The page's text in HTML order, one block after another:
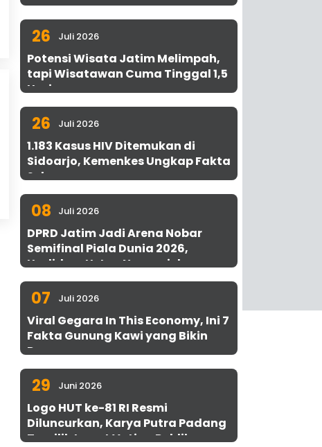
26 Juli 2026
Potensi Wisata Jatim Melimpah,
tapi Wisatawan Cuma Tinggal 1,5
Hari
26 Juli 2026
1.183 Kasus HIV Ditemukan di
Sidoarjo, Kemenkes Ungkap Fakta
Sebenarnya
08 Juli 2026
DPRD Jatim Jadi Arena Nobar
Semifinal Piala Dunia 2026,
Hadirkan Uston Nawawi dan
UMKM Gratis untuk 1.000 Warga
07 Juli 2026
Viral Gegara In This Economy, Ini 7
Fakta Gunung Kawi yang Bikin
Penasaran
29 Juni 2026
Logo HUT ke-81 RI Resmi
Diluncurkan, Karya Putra Padang
Terpilih Lewat Voting Publik